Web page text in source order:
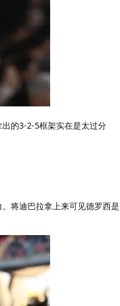
的3-2-5框架实在是太过分
将迪巴拉拿上来可见德罗西是